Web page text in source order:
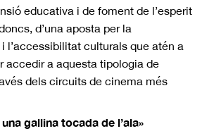
educativa i de foment de l’esperit
d’una aposta per la
l’accessibilitat culturals que atén a
accedir a aquesta tipologia de
dels circuits de cinema més
gallina tocada de l’ala»